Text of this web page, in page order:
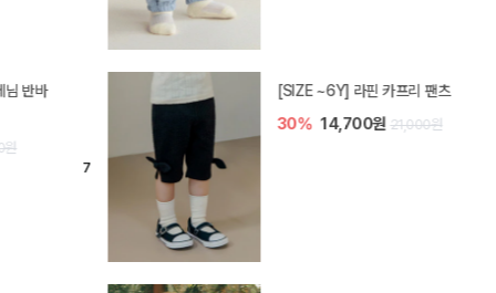
[SIZE ~6Y] 라핀 카프리 팬츠
30% 14,700원 21,000원